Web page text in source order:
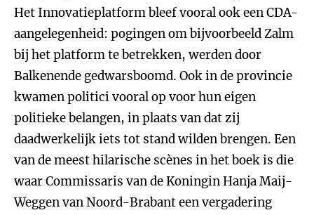
Het Innovatieplatform bleef vooral ook een CDA-
aangelegenheid: pogingen om bijvoorbeeld Zalm
bij het platform te betrekken, werden door
Balkenende gedwarsboomd. Ook in de provincie
kwamen politici vooral op voor hun eigen
politieke belangen, in plaats van dat zij
daadwerkelijk iets tot stand wilden brengen. Een
van de meest hilarische scènes in het boek is die
waar Commissaris van de Koningin Hanja Maij-
Weggen van Noord-Brabant een vergadering